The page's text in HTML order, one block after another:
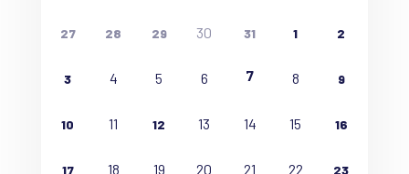
27 28 29 30 31 1 2
3 4 5 6 7 8 9
10 11 12 13 14 15 16
17 18 19 20 21 22 23